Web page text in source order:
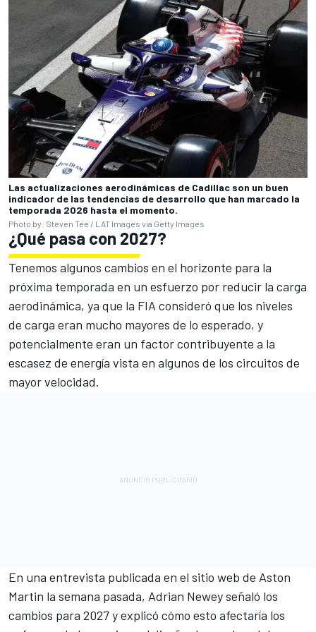
Las actualizaciones aerodinámicas de Cadillac son un buen
indicador de las tendencias de desarrollo que han marcado la
temporada 2026 hasta el momento.
Photo by: Steven Tee / LAT Images via Getty Images
¿Qué pasa con 2027?
Tenemos algunos cambios en el horizonte para la
próxima temporada en un esfuerzo por reducir la carga
aerodinámica, ya que la FIA consideró que los niveles
de carga eran mucho mayores de lo esperado, y
potencialmente eran un factor contribuyente a la
escasez de energía vista en algunos de los circuitos de
mayor velocidad.
En una entrevista publicada en el sitio web de Aston
Martin la semana pasada, Adrian Newey señaló los
cambios para 2027 y explicó cómo esto afectaría los